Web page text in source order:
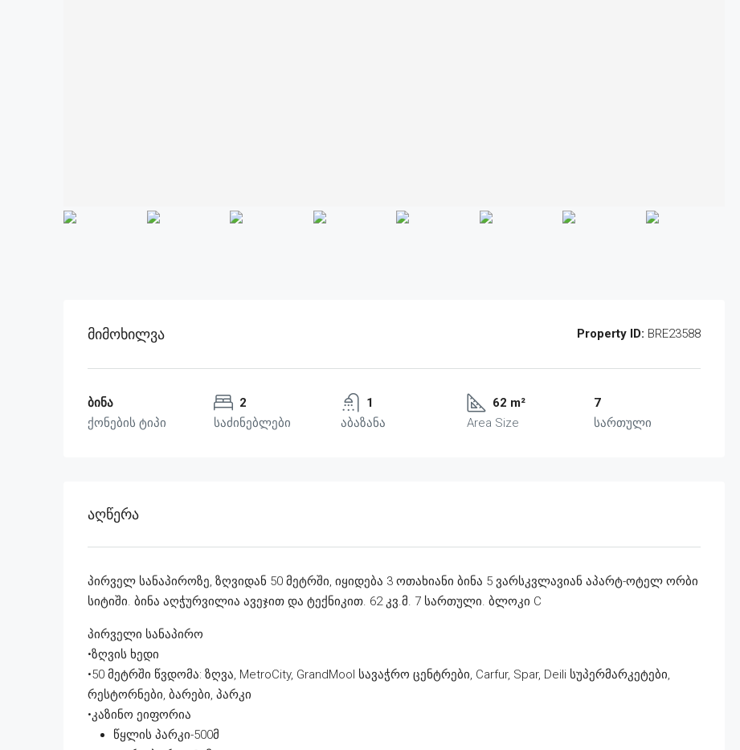
Მიმოხილვა Property ID: BRE23588
ბინა
ქონების ტიპი
2
საძინებლები
1
აბაზანა
62 m²
Area Size
7
სართული
Აღწერა
პირველ სანაპიროზე, ზღვიდან 50 მეტრში, იყიდება 3 ოთახიანი ბინა 5 ვარსკვლავიან აპარტ-ოტელ ორბი
სიტიში. ბინა აღჭურვილია ავეჯით და ტექნიკით. 62 კვ.მ. 7 სართული. ბლოკი C
პირველი სანაპირო
•ზღვის ხედი
•50 მეტრში წვდომა: ზღვა, MetroCity, GrandMool სავაჭრო ცენტრები, Carfur, Spar, Deili სუპერმარკეტები,
რესტორნები, ბარები, პარკი
•კაზინო ეიფორია
წყლის პარკი-500მ